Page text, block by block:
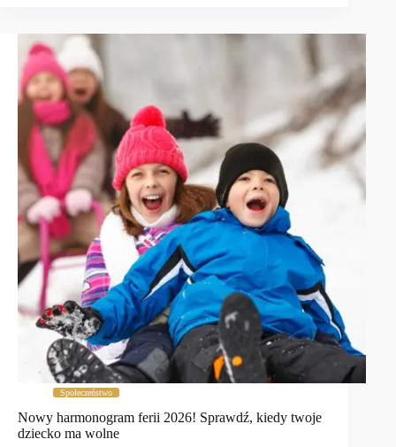
Społeczeństwo
Nowy harmonogram ferii 2026! Sprawdź, kiedy twoje
dziecko ma wolne